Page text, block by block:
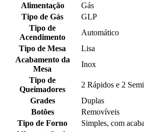
Alimentação
Gás
Tipo de Gás
GLP
Tipo de
Acendimento
Automático
Tipo de Mesa
Lisa
Acabamento da
Mesa
Inox
Tipo de
Queimadores
2 Rápidos e 2
Grades
Duplas
Botões
Removíveis
Tipo de Forno
Simples, com